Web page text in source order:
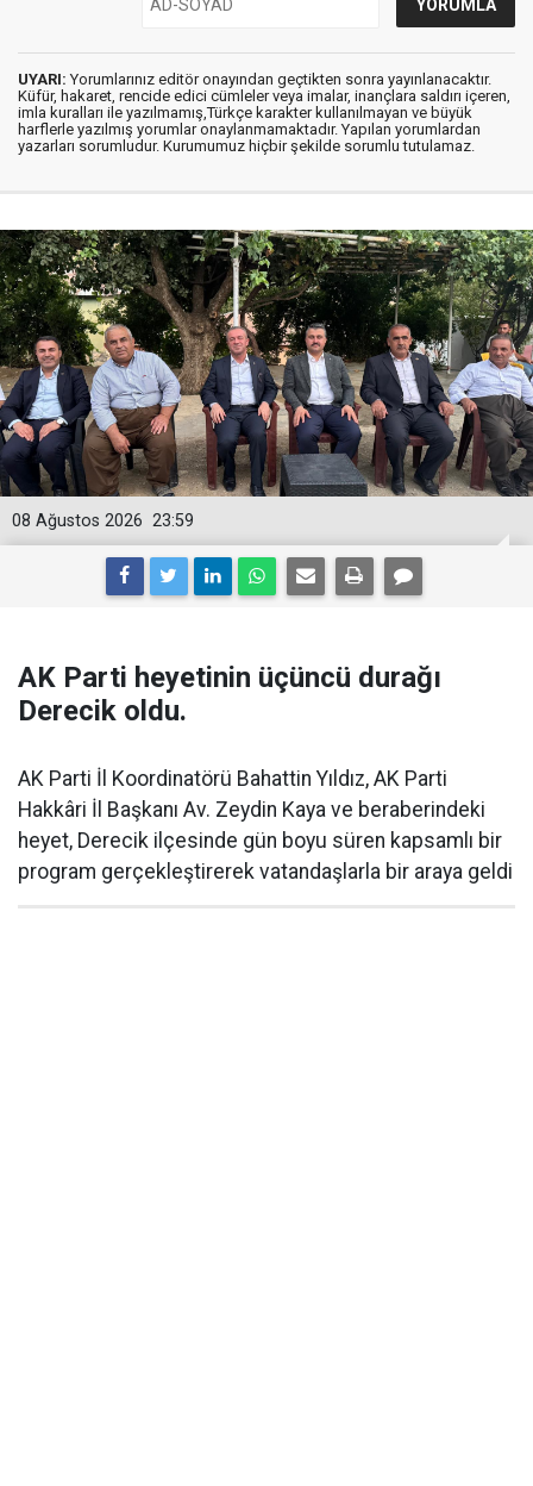
UYARI: Yorumlarınız editör onayından geçtikten sonra yayınlanacaktır.
Küfür, hakaret, rencide edici cümleler veya imalar, inançlara saldırı içeren,
imla kuralları ile yazılmamış,Türkçe karakter kullanılmayan ve büyük
harflerle yazılmış yorumlar onaylanmamaktadır. Yapılan yorumlardan
yazarları sorumludur. Kurumumuz hiçbir şekilde sorumlu tutulamaz.
23:59
08 Ağustos 2026
AK Parti heyetinin üçüncü durağı
Derecik oldu.
AK Parti İl Koordinatörü Bahattin Yıldız, AK Parti
Hakkâri İl Başkanı Av. Zeydin Kaya ve beraberindeki
heyet, Derecik ilçesinde gün boyu süren kapsamlı bir
program gerçekleştirerek vatandaşlarla bir araya geldi